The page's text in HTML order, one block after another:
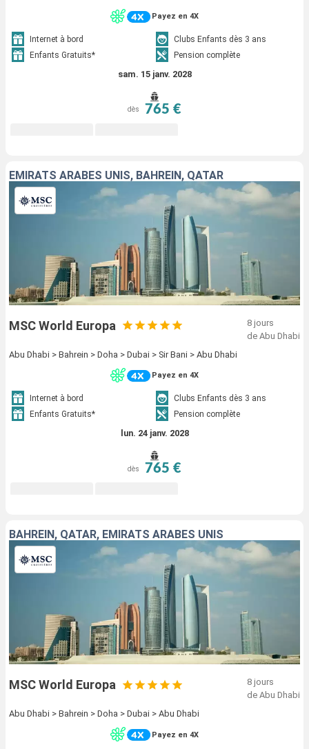
Payez en 4X
Internet à bord
Clubs Enfants dès 3 ans
Enfants Gratuits*
Pension complète
sam. 15 janv. 2028
dès 765 €
EMIRATS ARABES UNIS, BAHREIN, QATAR
MSC World Europa
8 jours
de Abu Dhabi
Abu Dhabi > Bahrein > Doha > Dubai > Sir Bani > Abu Dhabi
Payez en 4X
Internet à bord
Clubs Enfants dès 3 ans
Enfants Gratuits*
Pension complète
lun. 24 janv. 2028
dès 765 €
BAHREIN, QATAR, EMIRATS ARABES UNIS
MSC World Europa
8 jours
de Abu Dhabi
Abu Dhabi > Bahrein > Doha > Dubai > Abu Dhabi
Payez en 4X